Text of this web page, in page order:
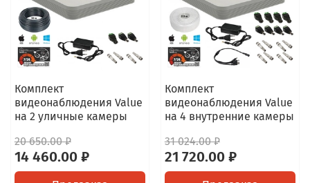
Комплект
видеонаблюдения Value
на 2 уличные камеры
20 650.00 ₽
14 460.00 ₽
Комплект
видеонаблюдения Value
на 4 внутренние камеры
31 024.00 ₽
21 720.00 ₽